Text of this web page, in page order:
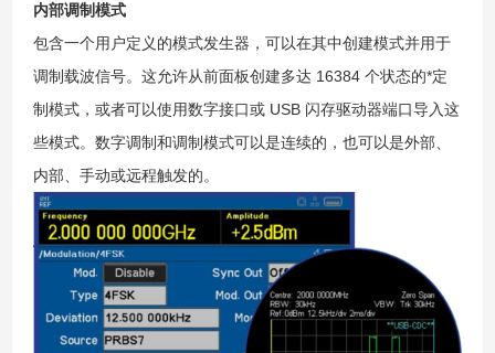
内部调制模式
包含一个用户定义的模式发生器，可以在其中创建模式并用于
调制载波信号。这允许从前面板创建多达 16384 个状态的*定
制模式，或者可以使用数字接口或 USB 闪存驱动器端口导入这
些模式。数字调制和调制模式可以是连续的，也可以是外部、
内部、手动或远程触发的。